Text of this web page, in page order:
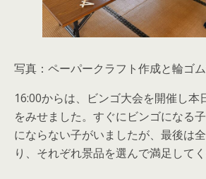
写真：ペーパークラフト作成と輪ゴ
16:00からは、ビンゴ大会を開催し本
をみせました。すぐにビンゴになる
にならない子がいましたが、最後は
り、それぞれ景品を選んで満足してく